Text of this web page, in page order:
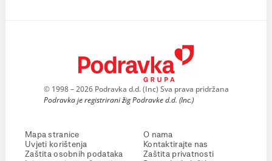
© 1998 – 2026 Podravka d.d. (Inc) Sva prava pridržana
Podravka je registrirani žig Podravke d.d. (Inc.)
Mapa stranice
Uvjeti korištenja
Zaštita osobnih podataka
O nama
Kontaktirajte nas
Zaštita privatnosti